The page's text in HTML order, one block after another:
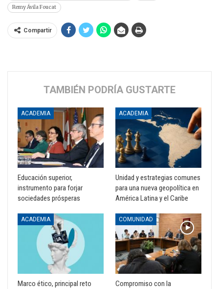
Remy Ávila Foucat
Compartir
TAMBIÉN PODRÍA GUSTARTE
ACADEMIA
Educación superior,
instrumento para forjar
sociedades prósperas
ACADEMIA
Unidad y estrategias comunes
para una nueva geopolítica en
América Latina y el Caribe
ACADEMIA
Marco ético, principal reto
COMUNIDAD
Compromiso con la